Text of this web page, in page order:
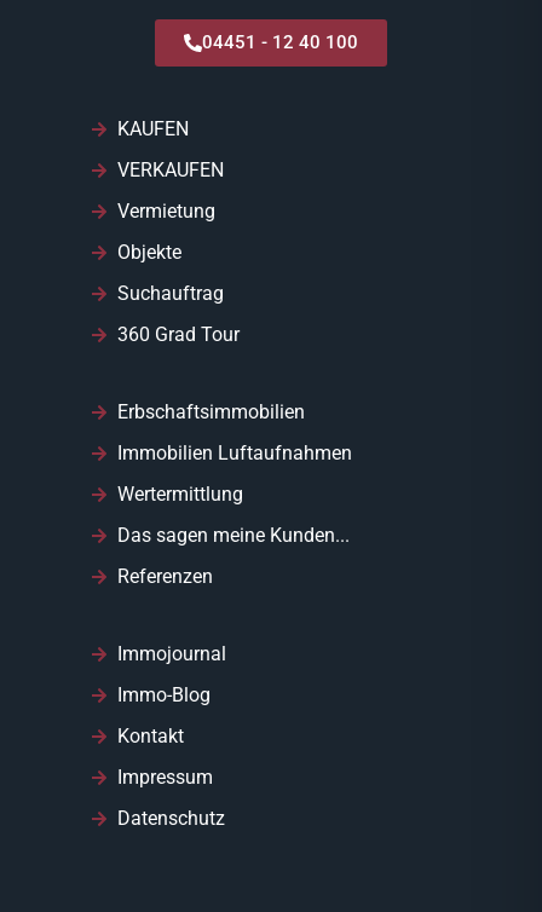
04451 - 12 40 100
KAUFEN
VERKAUFEN
Vermietung
Objekte
Suchauftrag
360 Grad Tour
Erbschaftsimmobilien
Immobilien Luftaufnahmen
Wertermittlung
Das sagen meine Kunden...
Referenzen
Immojournal
Immo-Blog
Kontakt
Impressum
Datenschutz